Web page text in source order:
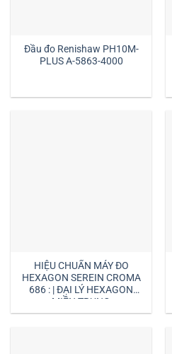
Đầu đo Renishaw PH10M-
PLUS A-5863-4000
HIỆU CHUẨN MÁY ĐO
HEXAGON SEREIN CROMA
686 : | ĐẠI LÝ HEXAGON
MIỀN TRUNG